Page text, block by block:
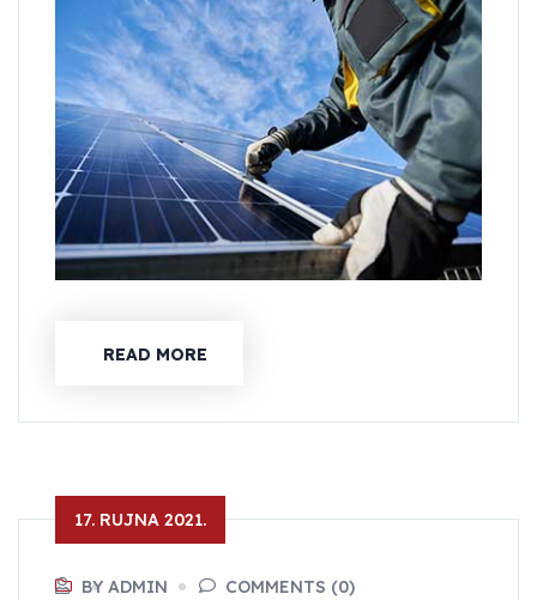
READ MORE
17. RUJNA 2021.
BY ADMIN COMMENTS (0)